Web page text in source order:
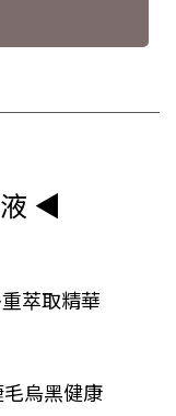
◀
萃取精華
烏黑健康